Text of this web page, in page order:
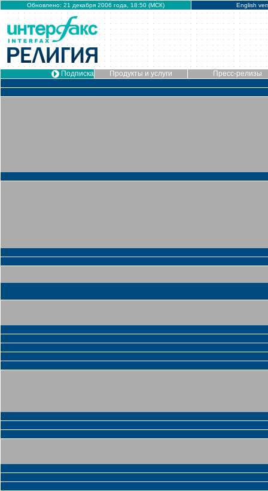
Обновлено: 21 декабря 2006 года, 18:50 (МСК) English
Подписка Продукты и услуги Пресс-релизы